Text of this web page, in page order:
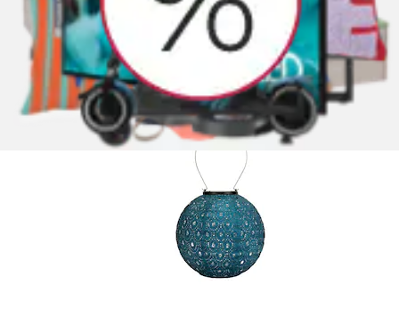
LED Solarleuchte »Sunshine Charm Lampion
Solar blau Tyvek Vlies« Laterne
Pauleen
Ursprünglicher Preis
UVP 24,99 €Rabatt - 10 %
Aktueller Preis22,41 €